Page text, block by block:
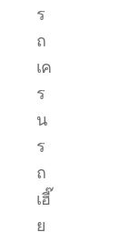
ร
ถ
เค
ร
น
ร
ถ
เฮี๊
ย